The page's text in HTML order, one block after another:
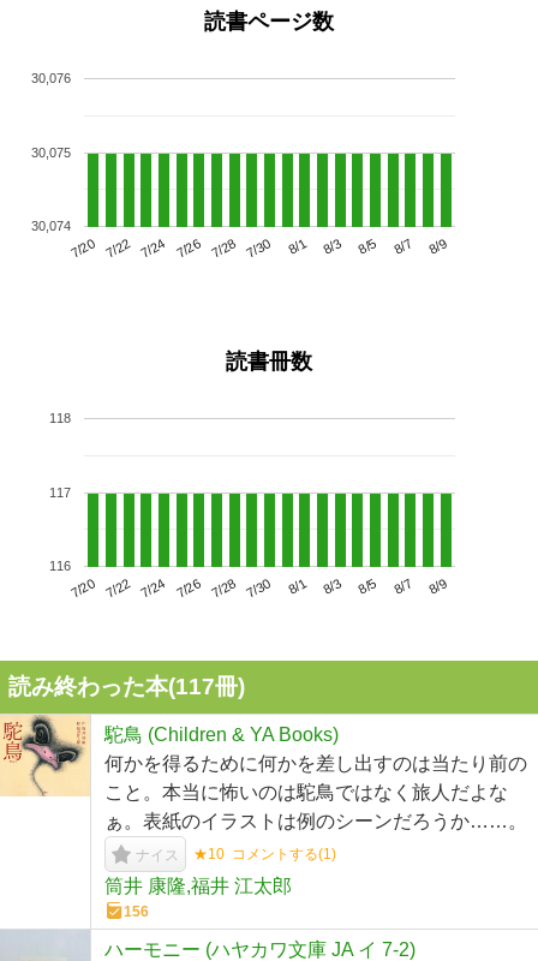
読書ページ数
7/20 7/22 7/24 7/26 7/28 7/30 8/1 8/3 8/5 8/7 8/9
30,074
30,075
30,076
読書冊数
7/20 7/22 7/24 7/26 7/28 7/30 8/1 8/3 8/5 8/7 8/9
116
117
118
読み終わった本(117冊)
駝鳥 (Children & YA Books)
何かを得るために何かを差し出すのは当たり前の
こと。本当に怖いのは駝鳥ではなく旅人だよな
ぁ。表紙のイラストは例のシーンだろうか……。
ナイス ★10 コメントする(1)
筒井 康隆,福井 江太郎
156
ハーモニー (ハヤカワ文庫 JA イ 7-2)